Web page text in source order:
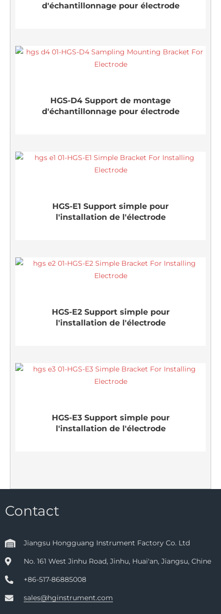
d'échantillonnage pour électrode
HGS-D4 Support de montage
d'échantillonnage pour électrode
HGS-E1 Support simple pour
l'installation de l'électrode
HGS-E2 Support simple pour
l'installation de l'électrode
HGS-E3 Support simple pour
l'installation de l'électrode
Contact
Jiangsu Hongguang Instrument Factory Co. Ltd
No. 161 West Jinhu Road, Jinhu, Huai'an, Jiangsu, Chine
+86-517-86885008
sales@hginstrument.com